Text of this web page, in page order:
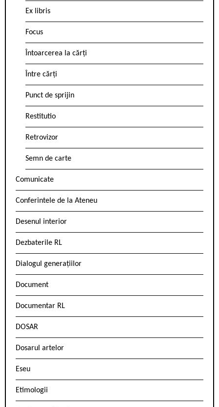
Ex libris
Focus
Întoarcerea la cărți
Între cărți
Punct de sprijin
Restitutio
Retrovizor
Semn de carte
Comunicate
Conferintele de la Ateneu
Desenul interior
Dezbaterile RL
Dialogul generațiilor
Document
Documentar RL
DOSAR
Dosarul artelor
Eseu
Etimologii